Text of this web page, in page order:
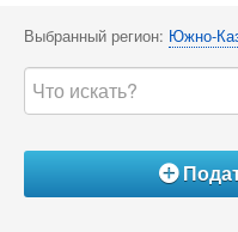
Выбранный регион: Южно-
Á